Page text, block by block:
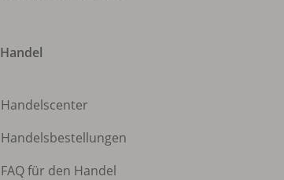
Handel
Handelscenter
Handelsbestellungen
FAQ für den Handel